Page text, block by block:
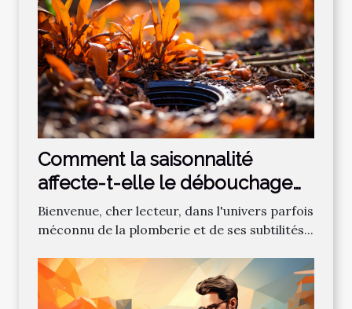
Comment la saisonnalité
affecte-t-elle le débouchage
des canalisations?
Bienvenue, cher lecteur, dans l'univers parfois
méconnu de la plomberie et de ses subtilités...